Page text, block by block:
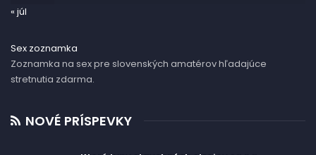
« júl
Sex zoznamka
Zoznamka na sex pre slovenských amatérov hľadajúce
stretnutia zdarma.
NOVÉ PRÍSPEVKY